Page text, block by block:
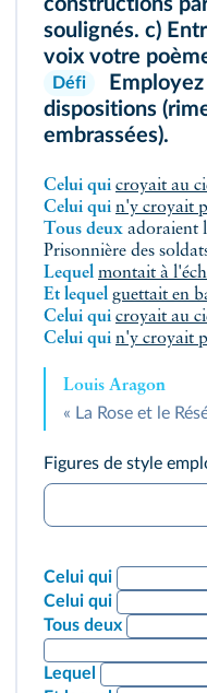
soulignés. c)
voix votre
Défi
dispositions
embrassées).
Celui qui croyait au
Celui qui n'y croyait
Tous deux adoraient
Prisonnière des
Lequel montait à
Et lequel guettait en
Celui qui croyait au
Celui qui n'y croyait
Louis Aragon
« La Rose et le
Figures de style
Celui qui
Celui qui
Tous deux
Lequel